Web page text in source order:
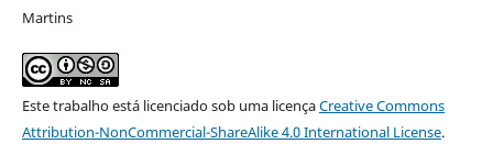
Martins
Este trabalho está licenciado sob uma licençaCreative Commons
Attribution-NonCommercial-ShareAlike 4.0 International License.